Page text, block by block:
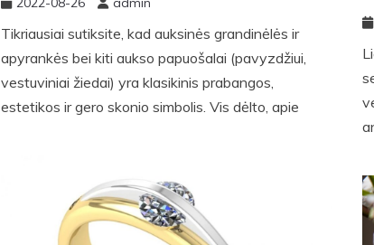
Tikriausiai sutiksite, kad auksinės grandinėlės ir
apyrankės bei kiti aukso papuošalai (pavyzdžiui,
vestuviniai žiedai) yra klasikinis prabangos,
estetikos ir gero skonio simbolis. Vis dėlto, apie